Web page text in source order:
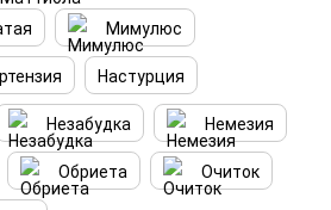
Мимулюс
Настурция
Незабудка
Немезия
Обриета
Очиток